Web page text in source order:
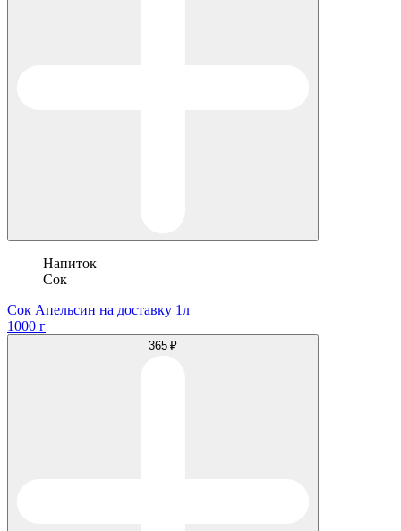
Напиток
Сок
Сок Апельсин на доставку 1л
1000 г
365 ₽